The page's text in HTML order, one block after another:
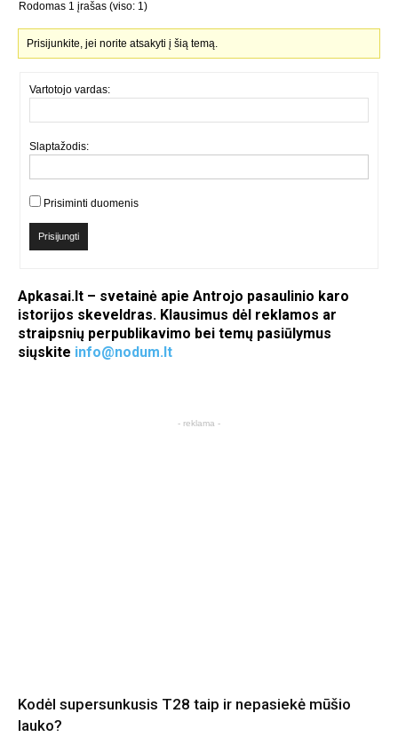
Rodomas 1 įrašas (viso: 1)
Prisijunkite, jei norite atsakyti į šią temą.
Vartotojo vardas:
Slaptažodis:
Prisiminti duomenis
Prisijungti
Apkasai.lt – svetainė apie Antrojo pasaulinio karo
istorijos skeveldras. Klausimus dėl reklamos ar
straipsnių perpublikavimo bei temų pasiūlymus
siųskite info@nodum.lt
- reklama -
Kodėl supersunkusis T28 taip ir nepasiekė mūšio
lauko?